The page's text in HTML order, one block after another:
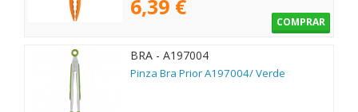
6,39 €
COMPRAR
BRA - A197004
Pinza Bra Prior A197004/ Verde